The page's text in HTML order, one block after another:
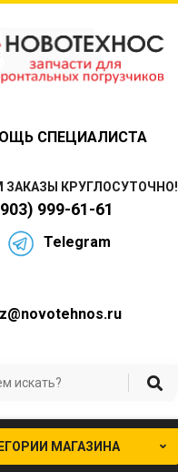
СПЕЦИАЛИСТА
ЗАКАЗЫ КРУГЛОСУТОЧНО!
999-61-61
Telegram
МАГАЗИНА